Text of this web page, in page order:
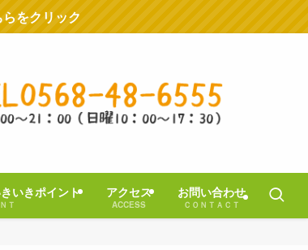
をクリック
いきポイント
Ｔ
アクセス
ACCESS
お問い合わせ
ＣＯＮＴＡＣＴ